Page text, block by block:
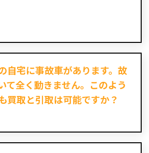
自宅に事故車があります。故
て全く動きません。このよう
買取と引取は可能ですか？